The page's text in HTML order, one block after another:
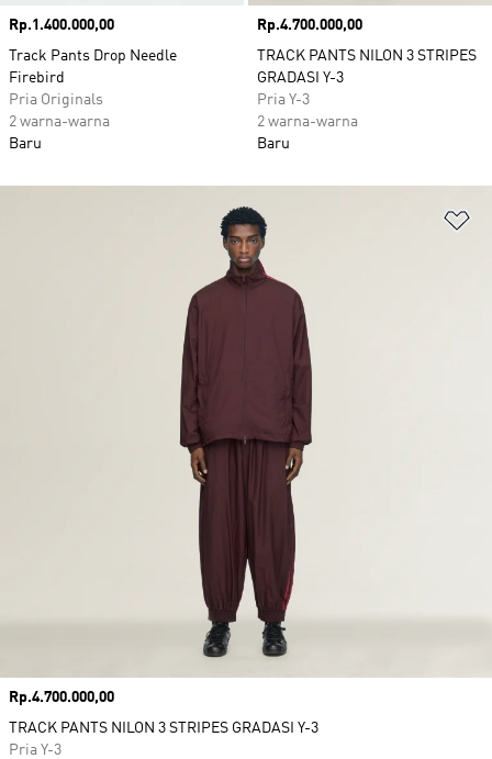
Harga
Rp.1.400.000,00
Track Pants Drop Needle
Firebird
Pria Originals
2 warna-warna
Baru
Harga
Rp.4.700.000,00
TRACK PANTS NILON 3 STRIPES
GRADASI Y-3
Pria Y-3
2 warna-warna
Baru
Harga
Rp.4.700.000,00
TRACK PANTS NILON 3 STRIPES GRADASI Y-3
Pria Y-3